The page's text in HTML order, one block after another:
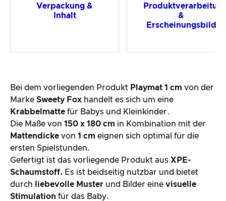
Verpackung &
Inhalt
&
Erscheinungsbild
Bei dem vorliegenden Produkt Playmat 1 cm von der
Marke Sweety Fox handelt es sich um eine
Krabbelmatte für Babys und Kleinkinder.
Die Maße von 150 x 180 cm in Kombination mit der
Mattendicke von 1 cm eignen sich optimal für die
ersten Spielstunden.
Gefertigt ist das vorliegende Produkt aus XPE-
Schaumstoff. Es ist beidseitig nutzbar und bietet
durch liebevolle Muster und Bilder eine visuelle
Stimulation für das Baby.